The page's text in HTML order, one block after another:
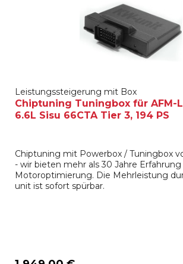
Leistungssteigerung mit Box
Chiptuning Tuningbox für AFM-
6.6L Sisu 66CTA Tier 3, 194 PS
Chiptuning mit Powerbox / Tuningbox
- wir bieten mehr als 30 Jahre
Motoroptimierung. Die Mehrleistung
unit ist sofort spürbar.